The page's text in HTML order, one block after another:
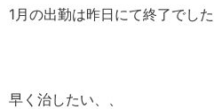
1月の出勤は昨日にて終了でし
早く治したい、、